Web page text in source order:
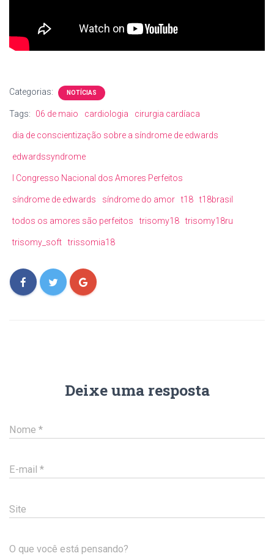
Categorias: NOTÍCIAS
Tags: 06 de maio cardiologia cirurgia cardíaca
dia de conscientização sobre a síndrome de edwards
edwardssyndrome
I Congresso Nacional dos Amores Perfeitos
síndrome de edwards síndrome do amor t18 t18brasil
todos os amores são perfeitos trisomy18 trisomy18ru
trisomy_soft trissomia18
Deixe uma resposta
Nome *
E-mail *
Site
O que você está pensando?